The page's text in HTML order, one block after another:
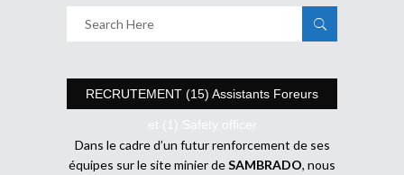
RECRUTEMENT (15) Assistants Foreurs
et (1) Safety officer
Dans le cadre d’un futur renforcement de ses
équipes sur le site minier deSAMBRADO, nous